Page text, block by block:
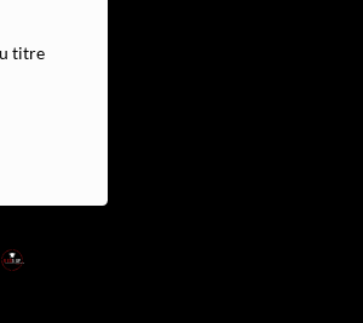
titre
SUP
RED